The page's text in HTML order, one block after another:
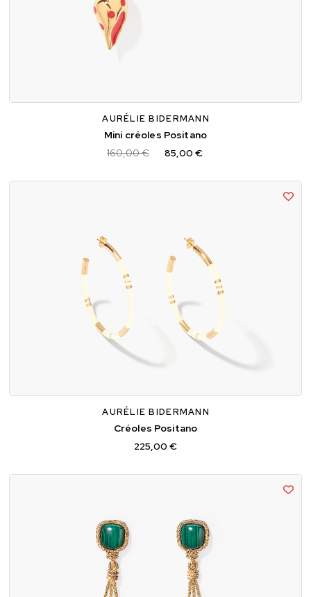
AURÉLIE BIDERMANN
Mini créoles Positano
160,00 €
85,00 €
AURÉLIE BIDERMANN
Créoles Positano
225,00 €